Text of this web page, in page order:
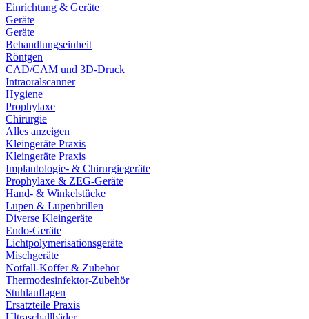
Einrichtung & Geräte
Geräte
Geräte
Behandlungseinheit
Röntgen
CAD/CAM und 3D-Druck
Intraoralscanner
Hygiene
Prophylaxe
Chirurgie
Alles anzeigen
Kleingeräte Praxis
Kleingeräte Praxis
Implantologie- & Chirurgiegeräte
Prophylaxe & ZEG-Geräte
Hand- & Winkelstücke
Lupen & Lupenbrillen
Diverse Kleingeräte
Endo-Geräte
Lichtpolymerisationsgeräte
Mischgeräte
Notfall-Koffer & Zubehör
Thermodesinfektor-Zubehör
Stuhlauflagen
Ersatzteile Praxis